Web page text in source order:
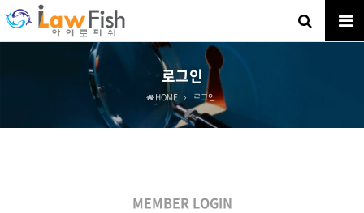
로그인
HOME 로그인
MEMBER LOGIN